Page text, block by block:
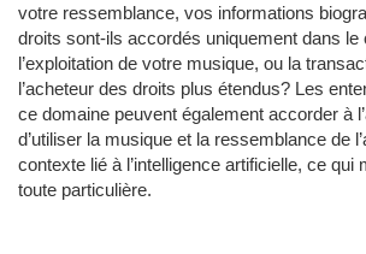
votre ressemblance, vos informations
droits sont-ils accordés uniquement dans le
l’exploitation de votre musique, ou la
l’acheteur des droits plus étendus? Les
ce domaine peuvent également accorder à
d’utiliser la musique et la ressemblance de
contexte lié à l’intelligence artificielle, ce qui
toute particulière.